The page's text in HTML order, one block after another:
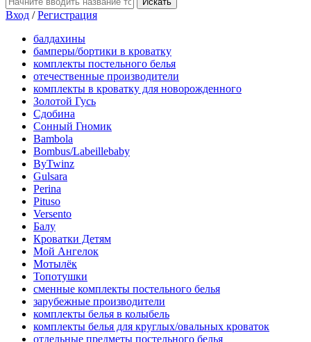
Вход /Регистрация
балдахины
бамперы/бортики в кроватку
комплекты постельного белья
отечественные производители
комплекты в кроватку для новорожденного
Золотой Гусь
Сдобина
Сонный Гномик
Bambola
Bombus/Labeillebaby
ByTwinz
Gulsara
Perina
Pituso
Versento
Балу
Кроватки Детям
Мой Ангелок
Мотылёк
Топотушки
сменные комплекты постельного белья
зарубежные производители
комплекты белья в колыбель
комплекты белья для круглых/овальных кроваток
отдельные предметы постельного белья